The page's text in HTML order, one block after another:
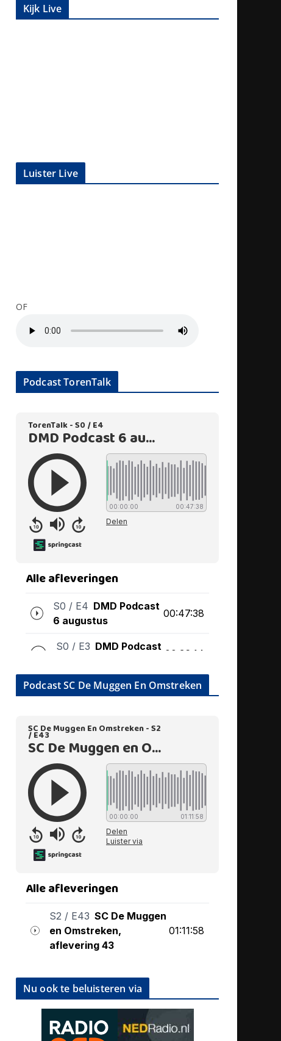
Kijk Live
Luister Live
OF
Podcast TorenTalk
Podcast SC De Muggen En Omstreken
Nu ook te beluisteren via